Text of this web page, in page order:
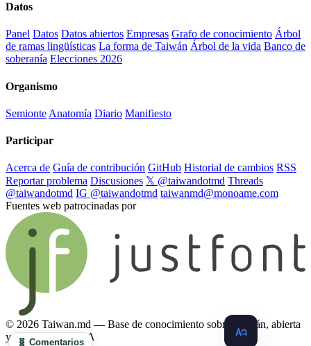
Datos
Panel Datos Datos abiertos Empresas Grafo de conocimiento Árbol
de ramas lingüísticas La forma de Taiwán Árbol de la vida Banco de
soberanía Elecciones 2026
Organismo
Semionte Anatomía Diario Manifiesto
Participar
Acerca de Guía de contribución GitHub Historial de cambios RSS
Reportar problema Discusiones 𝕏 @taiwandotmd Threads
@taiwandotmd IG @taiwandotmd taiwanmd@monoame.com
Fuentes web patrocinadas por
© 2026 Taiwan.md — Base de conocimiento sobre Taiwán, abierta
y compatible con IA
🧬 Comentarios